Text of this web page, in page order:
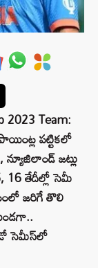
2023 Team:
పట్టికలో
జట్లు
16 తేదీల్లో సెమీ
జరిగే తొలి
సెమీస్‌లో